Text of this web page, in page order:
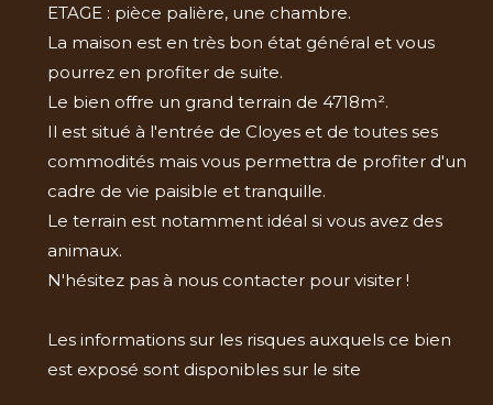
ETAGE : pièce palière, une chambre.
La maison est en très bon état général et vous
pourrez en profiter de suite.
Le bien offre un grand terrain de 4718m².
Il est situé à l'entrée de Cloyes et de toutes ses
commodités mais vous permettra de profiter d'un
cadre de vie paisible et tranquille.
Le terrain est notamment idéal si vous avez des
animaux.
N'hésitez pas à nous contacter pour visiter !
Les informations sur les risques auxquels ce bien
est exposé sont disponibles sur le site